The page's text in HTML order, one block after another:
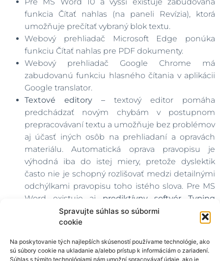
Spravujte súhlas so súbormi
cookie
Na poskytovanie tých najlepších skúseností používame technológie, ako
sú súbory cookie na ukladanie a/alebo prístup k informáciám o zariadení.
Súhlas s týmito technológiami nám umožní spracovávať údaje, ako je
funkcia Čítať nahlas (na paneli Revízia), ktorá
umožňuje prečítať vybraný blok textu.
Webový prehliadač Microsoft Edge ponúka
funkciu Čítať nahlas pre PDF dokumenty.
Webový prehliadač Google Chrome má
zabudovanú funkciu hlasného čítania v aplikácii
Google translator.
Textové editory – textový editor pomáha
predchádzať novým chybám v postupnom
prepracovávaní textu a umožňuje bez problémov
aj účasť iných osôb na prehliadaní a opravách
materiálu. Automatická oprava pravopisu je
výhodná iba do istej miery, pretože dyslektik
často nie je schopný rozlišovať medzi detailnými
odchýlkami pravopisu toho istého slova. Pre MS
Word existuje aj prediktívny softvér
Typing
Assistant, ktorý umožňuje používateľovi zvoliť si
písané slovo zo zoznamu.
Funkcia prediktívneho
webe, prediktívny text je tiež funkciou mobilných